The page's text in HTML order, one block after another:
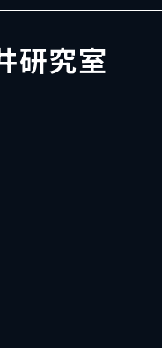
研究室